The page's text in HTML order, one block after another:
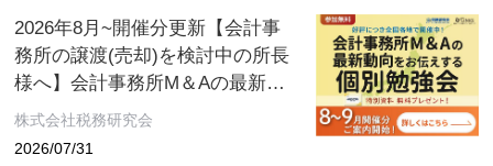
2026年8月~開催分更新【会計事
務所の譲渡(売却)を検討中の所長
様へ】会計事務所M＆Aの最新動
向をお伝えする無料個別勉強会
株式会社税務研究会
2026/07/31